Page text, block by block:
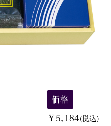
価格
￥5,184(税込)